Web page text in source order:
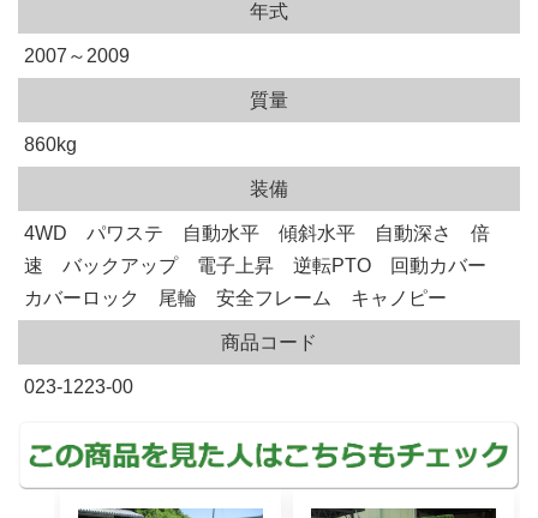
年式
2007～2009
質量
860kg
装備
4WD パワステ 自動水平 傾斜水平 自動深さ 倍
速 バックアップ 電子上昇 逆転PTO 回動カバー
カバーロック 尾輪 安全フレーム キャノピー
商品コード
023-1223-00